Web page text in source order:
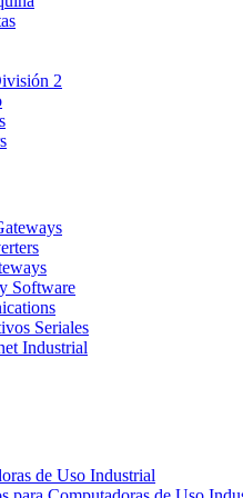
2
Software
Seriales
Industrial
de Uso Industrial